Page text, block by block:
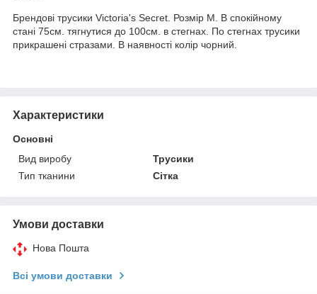
Брендові трусики Victoria's Secret. Розмір М. В спокійному
стані 75см. тягнутися до 100см. в стегнах. По стегнах трусики
прикрашені стразами. В наявності колір чорний.
Характеристики
Основні
Вид виробу
Трусики
Тип тканини
Сітка
Умови доставки
Нова Пошта
Всі умови доставки